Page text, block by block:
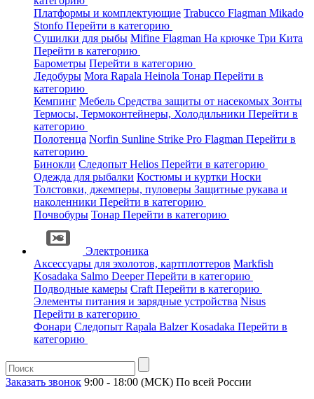
Платформы и комплектующие Trabucco Flagman Mikado
Stonfo Перейти в категорию
Сушилки для рыбы Mifine Flagman На крючке Три Кита
Перейти в категорию
Барометры Перейти в категорию
Ледобуры Mora Rapala Heinola Тонар Перейти в
категорию
Кемпинг Мебель Средства защиты от насекомых Зонты
Термосы, Термоконтейнеры, Холодильники Перейти в
категорию
Полотенца Norfin Sunline Strike Pro Flagman Перейти в
категорию
Бинокли Следопыт Helios Перейти в категорию
Одежда для рыбалки Костюмы и куртки Носки
Толстовки, джемперы, пуловеры Защитные рукава и
наколенники Перейти в категорию
Почвобуры Тонар Перейти в категорию
Электроника
Аксессуары для эхолотов, картплоттеров Markfish
Kosadaka Salmo DeeperПерейти в категорию
Подводные камеры Craft Перейти в категорию
Элементы питания и зарядные устройства Nisus
Перейти в категорию
Фонари Следопыт Rapala BalzerKosadaka Перейти в
категорию
Заказать звонок 9:00 - 18:00 (МСК) По всей России